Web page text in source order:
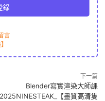
錄
言
下一篇
Blender寫實渲染大師課
2025NINESTEAK_【畫質高清隻